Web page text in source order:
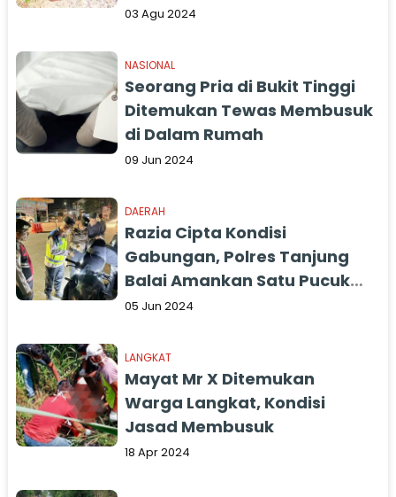
03 Agu 2024
NASIONAL
Seorang Pria di Bukit Tinggi
Ditemukan Tewas Membusuk
di Dalam Rumah
09 Jun 2024
DAERAH
Razia Cipta Kondisi
Gabungan, Polres Tanjung
Balai Amankan Satu Pucuk
Senjata Air Soft gun
05 Jun 2024
LANGKAT
Mayat Mr X Ditemukan
Warga Langkat, Kondisi
Jasad Membusuk
18 Apr 2024